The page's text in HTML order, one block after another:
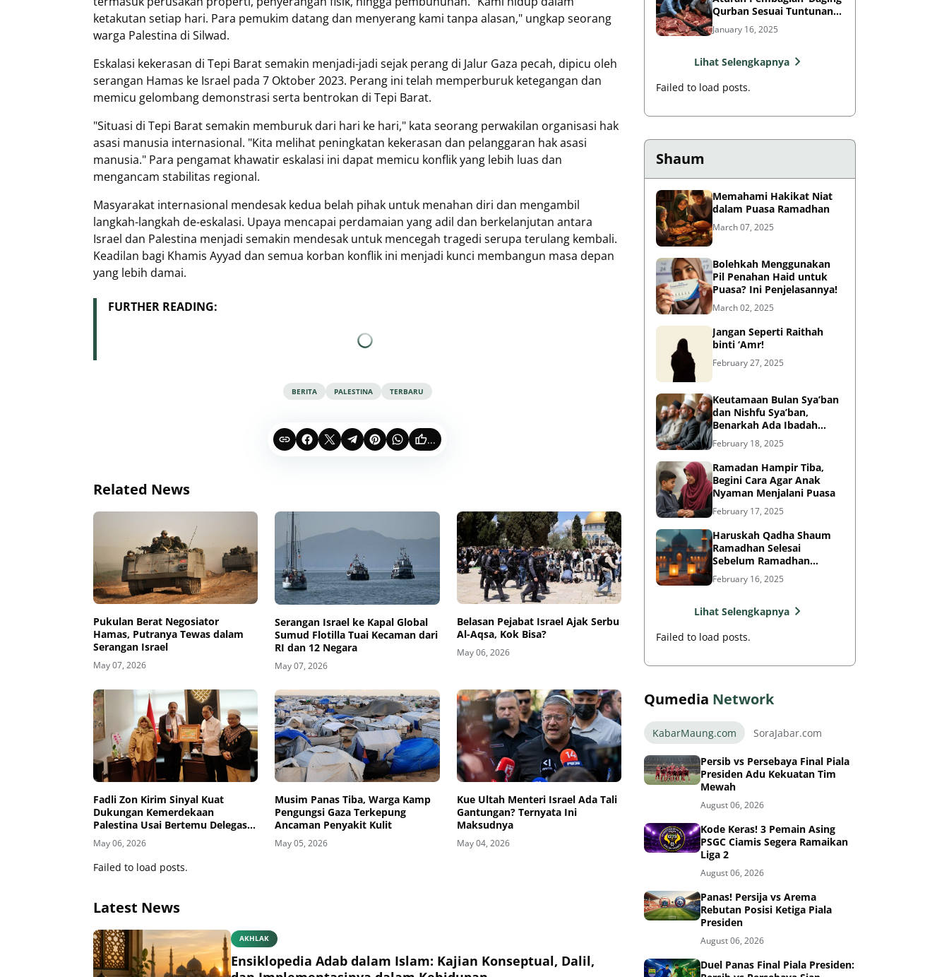
ketakutan setiap hari. Para pemukim datang dan menyerang kami tanpa alasan," ungkap seorang
warga Palestina di Silwad.
Eskalasi kekerasan di Tepi Barat semakin menjadi-jadi sejak perang di Jalur Gaza pecah, dipicu oleh
serangan Hamas ke Israel pada 7 Oktober 2023. Perang ini telah memperburuk ketegangan dan
memicu gelombang demonstrasi serta bentrokan di Tepi Barat.
"Situasi di Tepi Barat semakin memburuk dari hari ke hari," kata seorang perwakilan organisasi hak
asasi manusia internasional. "Kita melihat peningkatan kekerasan dan pelanggaran hak asasi
manusia." Para pengamat khawatir eskalasi ini dapat memicu konflik yang lebih luas dan
mengancam stabilitas regional.
Masyarakat internasional mendesak kedua belah pihak untuk menahan diri dan mengambil
langkah-langkah de-eskalasi. Upaya mencapai perdamaian yang adil dan berkelanjutan antara
Israel dan Palestina menjadi semakin mendesak untuk mencegah tragedi serupa terulang kembali.
Keadilan bagi Khamis Ayyad dan semua korban konflik ini menjadi kunci membangun masa depan
yang lebih damai.
FURTHER READING:
BERITA PALESTINA TERBARU
...
Related News
Pukulan Berat Negosiator
Hamas, Putranya Tewas dalam
Serangan Israel
May 07, 2026
Serangan Israel ke Kapal Global
Sumud Flotilla Tuai Kecaman dari
RI dan 12 Negara
May 07, 2026
Belasan Pejabat Israel Ajak Serbu
Al-Aqsa, Kok Bisa?
May 06, 2026
Fadli Zon Kirim Sinyal Kuat
Dukungan Kemerdekaan
Palestina Usai Bertemu Delegasi
di Kemenbud
May 06, 2026
Musim Panas Tiba, Warga Kamp
Pengungsi Gaza Terkepung
Ancaman Penyakit Kulit
May 05, 2026
Kue Ultah Menteri Israel Ada Tali
Gantungan? Ternyata Ini
Maksudnya
May 04, 2026
Failed to load posts.
Latest News
AKHLAK
Ensiklopedia Adab dalam Islam: Kajian Konseptual, Dalil,
Qurban Sesuai Tuntunan
Rasulullah?
January 16, 2025
Lihat Selengkapnya
Failed to load posts.
Shaum
Memahami Hakikat Niat
dalam Puasa Ramadhan
March 07, 2025
Bolehkah Menggunakan
Pil Penahan Haid untuk
Puasa? Ini Penjelasannya!
March 02, 2025
Jangan Seperti Raithah
binti ‘Amr!
February 27, 2025
Keutamaan Bulan Sya’ban
dan Nishfu Sya’ban,
Benarkah Ada Ibadah
Khusus?
February 18, 2025
Ramadan Hampir Tiba,
Begini Cara Agar Anak
Nyaman Menjalani Puasa
February 17, 2025
Haruskah Qadha Shaum
Ramadhan Selesai
Sebelum Ramadhan
Berikutnya?
February 16, 2025
Lihat Selengkapnya
Failed to load posts.
Qumedia Network
KabarMaung.com SoraJabar.com
Persib vs Persebaya Final Piala
Presiden Adu Kekuatan Tim
Mewah
August 06, 2026
Kode Keras! 3 Pemain Asing
PSGC Ciamis Segera Ramaikan
Liga 2
August 06, 2026
Panas! Persija vs Arema
Rebutan Posisi Ketiga Piala
Presiden
August 06, 2026
Duel Panas Final Piala Presiden: